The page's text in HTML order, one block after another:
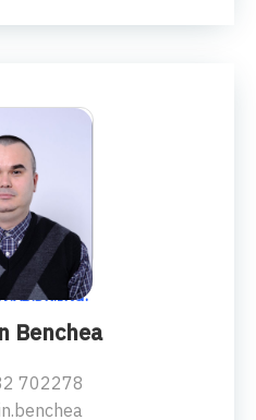
Benchea
702278